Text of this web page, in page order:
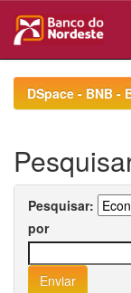
navigationDSpace - BNB -
Pesquisar:
por